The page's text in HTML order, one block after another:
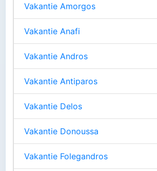
Vakantie Amorgos
Vakantie Anafi
Vakantie Andros
Vakantie Antiparos
Vakantie Delos
Vakantie Donoussa
Vakantie Folegandros